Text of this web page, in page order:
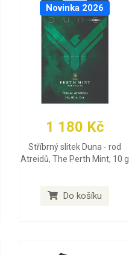
Novinka 2026
1 180 Kč
Stříbrný slitek Duna - rod
Atreidů, The Perth Mint, 10 g
Do košíku